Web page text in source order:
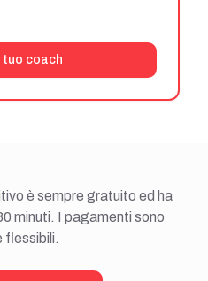
tuo coach
è sempre gratuito ed ha
minuti. I pagamenti sono
flessibili.